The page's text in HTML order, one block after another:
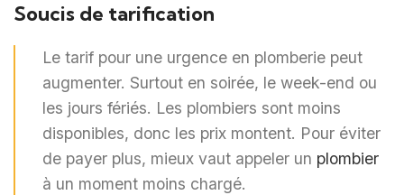
Soucis de tarification
Le tarif pour une urgence en plomberie peut
augmenter. Surtout en soirée, le week-end ou
les jours fériés. Les plombiers sont moins
disponibles, donc les prix montent. Pour éviter
de payer plus, mieux vaut appeler un plombier
à un moment moins chargé.